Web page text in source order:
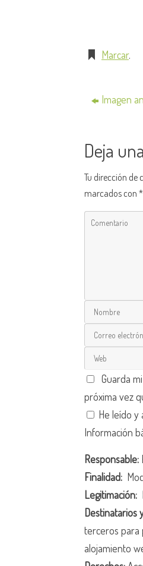
Marcar.
Imagen
Deja
Tu dirección de
marcados con*
Guarda
próxima vez
He leído y
Información
Responsable:
Finalidad:
Legitimación:
Destinatarios
terceros para
alojamiento